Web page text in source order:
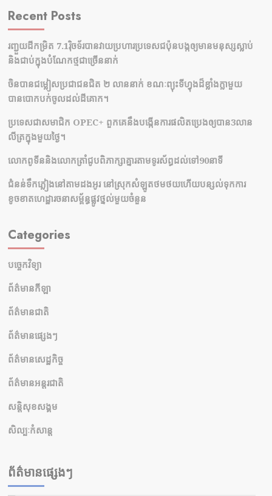
Recent Posts
រញ្ជួយដីកម្រិត​ 7.1រ៉ិចទ័របានវាយប្រហារប្រទេសជប៉ុនបង្កឲ្យមានមនុស្សស្លាប់​
និង​ជាប់ក្នុងបំណែកថ្មជាច្រើននាក់
ចិនបានជម្លៀសប្រជាជនជិត ២ លាននាក់ ខណៈព្យុះទីហ្វុងដ៏ខ្លាំងក្លាមួយ
បានបោកបក់ចូលដល់ដីគោក។
ប្រទេសជាសមាជិក OPEC+​ ពួកគេនឹងបង្កើនការផលិតប្រេងឲ្យបាន3លាន
លីត្រក្នុងមួយថ្ងៃ។
លោកពូទីននិងលោកត្រាំជូបពិភាក្សាគ្នារតាមទូរស័ព្ធដល់ទៅ90នាទី
ជំនន់​ទឹកភ្លៀង​នៅ​តាម​ដងអូរ​ នៅ​ស្រុក​សំឡូត​ថមថយ​ហើយ​បន្សល់​ទុក​ការ​
ខូចខាត​ហេដ្ឋារចនាសម្ព័ន្ធ​ផ្លូវថ្នល់​មួយ​ចំនួន
Categories
បច្ចេកវិទ្យា
ព័ត៌មានកីឡា
ព័ត៌មានជាតិ
ព័ត៌មានផ្សេងៗ
ព័ត៌មានសេដ្ឋកិច្ច
ព័ត៌មានអន្តរជាតិ
សន្តិសុខសង្គម
សិល្បៈកំសាន្ត
ព័ត៌មានផ្សេងៗ